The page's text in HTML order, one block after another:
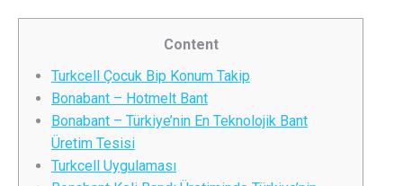
Content
Turkcell Çocuk Bip Konum Takip
Bonabant – Hotmelt Bant
Bonabant – Türkiye’nin En Teknolojik Bant
Üretim Tesisi
Turkcell Uygulaması